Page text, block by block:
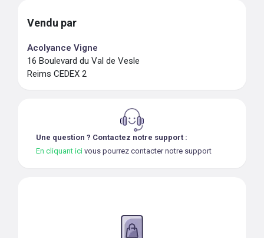
Vendu par
Acolyance Vigne
16 Boulevard du Val de Vesle
Reims CEDEX 2
Une question ? Contactez notre support :
En cliquant ici vous pourrez contacter notre support